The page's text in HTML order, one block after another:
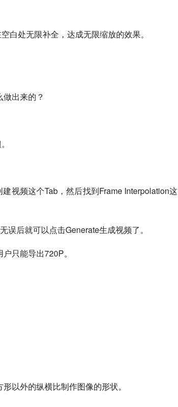
白处无限补全，达成无限缩放的效果。
出来的？
视频这个Tab，然后找到Frame Interpolation这
后就可以点击Generate生成视频了。
只能导出720P。
以外的纵横比制作图像的形状。